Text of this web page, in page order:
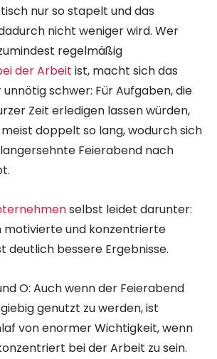
nur so stapelt und das
nicht weniger wird. Wer
regelmäßig
der Arbeit ist, macht sich das
schwer: Für Aufgaben, die
Zeit erledigen lassen würden,
doppelt so lang, wodurch sich
Feierabend nach
selbst leidet darunter:
motivierte und konzentrierte
deutlich bessere Ergebnisse.
O: Auch wenn der Feierabend
genutzt zu werden, ist
von enormer Wichtigkeit, wenn
bei der Arbeit zu sein.